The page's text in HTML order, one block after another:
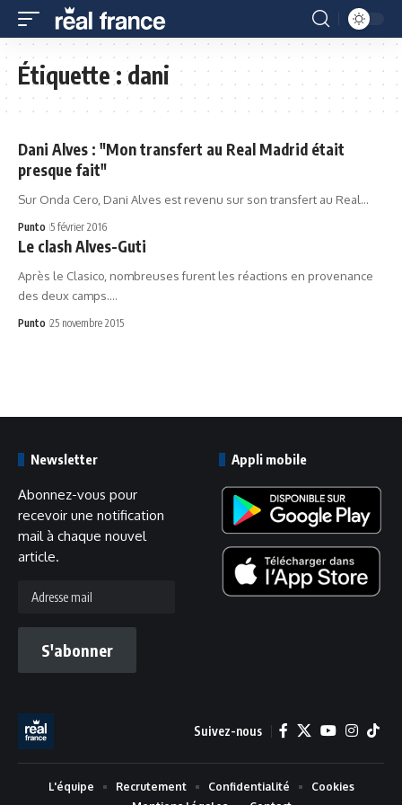
Étiquette :dani
Dani Alves : "Mon transfert au Real Madrid était
presque fait"
Sur Onda Cero, Dani Alves est revenu sur son transfert au Real…
Punto 5 février 2016
Le clash Alves-Guti
Après le Clasico, nombreuses furent les réactions en provenance
des deux camps.…
Punto 25 novembre 2015
Newsletter
Abonnez-vous pour
recevoir une notification
mail à chaque nouvel
article.
mail
S'abonner
Appli mobile
Suivez-nous
L'équipe Recrutement Confidentialité
Cookies